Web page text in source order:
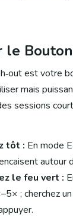
Bouton
est votre
mais
sessions
tôt : En mode
autour
le feu vert :
; cherchez